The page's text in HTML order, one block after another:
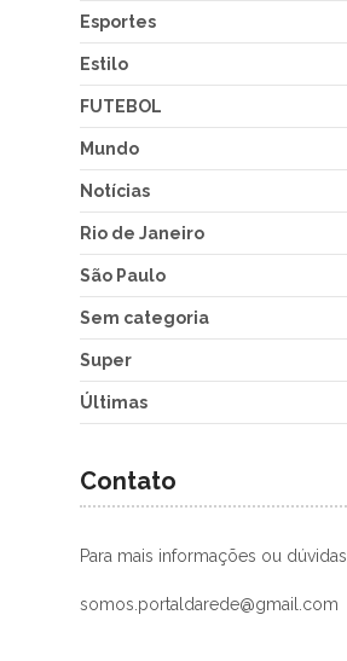
Esportes
Estilo
FUTEBOL
Mundo
Notícias
Rio de Janeiro
São Paulo
Sem categoria
Super
Últimas
Contato
Para mais informações ou dúvidas.
somos.portaldarede@gmail.com